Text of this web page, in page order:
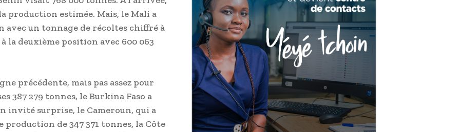
production estimée. Mais, le Mali a
avec un tonnage de récoltes chiffré à
la deuxième position avec 600 063
précédente, mais pas assez pour
387 279 tonnes, le Burkina Faso a
invité surprise, le Cameroun, qui a
de 347 371 tonnes, la Côte